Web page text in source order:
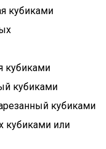
кубиками
кубиками
кубиками
кубиками
кубиками или